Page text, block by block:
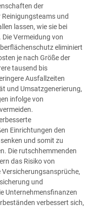
der
und
lassen, wie sie bei
Vermeidung von
eliminiert
je nach Größe der
tausend bis
Ausfallzeiten
und Umsatzgenerierung,
infolge von
Einrichtungen den
und somit zu
Die rutschhemmenden
das Risiko von
und
Unternehmensfinanzen
verbessert sich,